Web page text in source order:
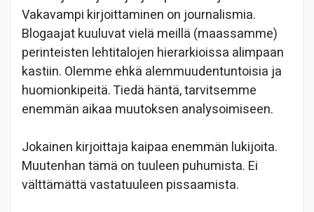
Vakavampi kirjoittaminen on journalismia.
Blogaajat kuuluvat vielä meillä (maassamme)
perinteisten lehtitalojen hierarkioissa alimpaan
kastiin. Olemme ehkä alemmuudentuntoisia ja
huomionkipeitä. Tiedä häntä, tarvitsemme
enemmän aikaa muutoksen analysoimiseen.
Jokainen kirjoittaja kaipaa enemmän lukijoita.
Muutenhan tämä on tuuleen puhumista. Ei
välttämättä vastatuuleen pissaamista.